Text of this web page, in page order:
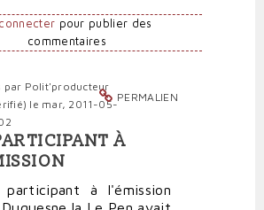
pour publier des
commentaires
PERMALIEN
par Polit'producteur
le mar, 2011-05-
À
participant à l'émission